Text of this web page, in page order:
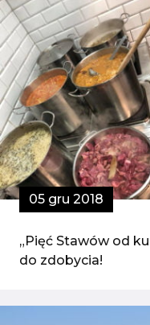
05 gru 2018
„Pięć Stawów od
do zdobycia!